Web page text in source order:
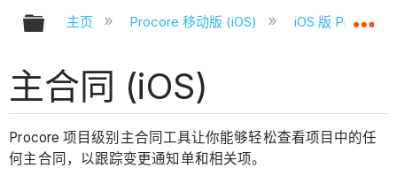
扩展/隐缩全局层次
主页 Procore 移动版 (iOS) iOS 版 Procore
主合同 (iOS)
Procore 项目级别主合同工具让你能够轻松查看项目中的任
何主合同，以跟踪变更通知单和相关项。